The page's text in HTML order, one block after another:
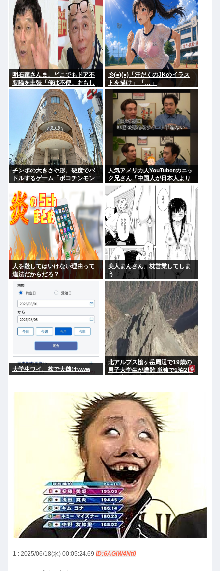
明石家さんま、どこでもドア不
要論を主張「俺は不便。おもし
ろくない」
彡(●)(●)「汗だくのJKのイラス
トを描け」 「…」
チンポの大きさや形、硬度でバ
トルするゲーム「ポコチンモン
人気アメリカ人YouTuberのニッ
ク兄さん「中国人が日本人より
マナーいいなんてあり得ない。
クソ過ぎ。中華料理も好きじゃ
ない」
人を殺してはいけない理由って
違法だからだろ？
美人まんさん、枕営業してしま
う
大学生ワイ、株で大儲けwww
北アルプス槍ヶ岳周辺で19歳の
男子大学生が遭難 単独で1泊2日
1 : 2025/06/18(水) 00:05:24.69 ID:6AGiW4Nt0